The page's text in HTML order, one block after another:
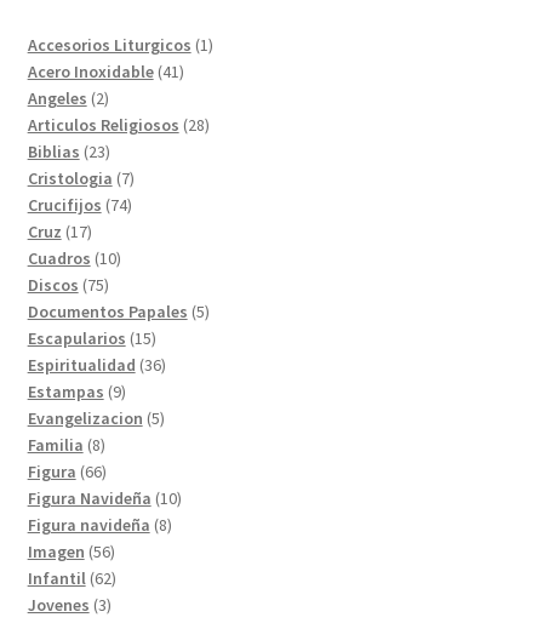
Accesorios Liturgicos 11
Acero Inoxidable 4141
Angeles 22
productos
Articulos Religiosos 2828
Biblias 2323
productos
Cristologia 77
productos
Crucifijos 7474
Cruz 1717
productos
Cuadros 1010
Discos 7575
productos
Documentos Papales 55
Escapularios 1515
productos
Espiritualidad 3636
Estampas 99
productos
Evangelizacion 55
Familia 88
productos
Figura 6666
productos
Figura Navideña 1010
Figura navideña 88
Imagen 5656
productos
Infantil 6262
productos
Jovenes 33